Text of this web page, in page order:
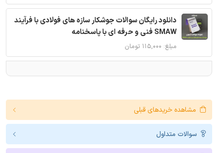
دانلود رایگان سوالات جوشکار سازه های فولادی با فرآیند
SMAW فنی و حرفه ای با پاسخنامه
مبلغ: ۱۱۵,۰۰۰ تومان
مشاهده خریدهای قبلی
سوالات متداول